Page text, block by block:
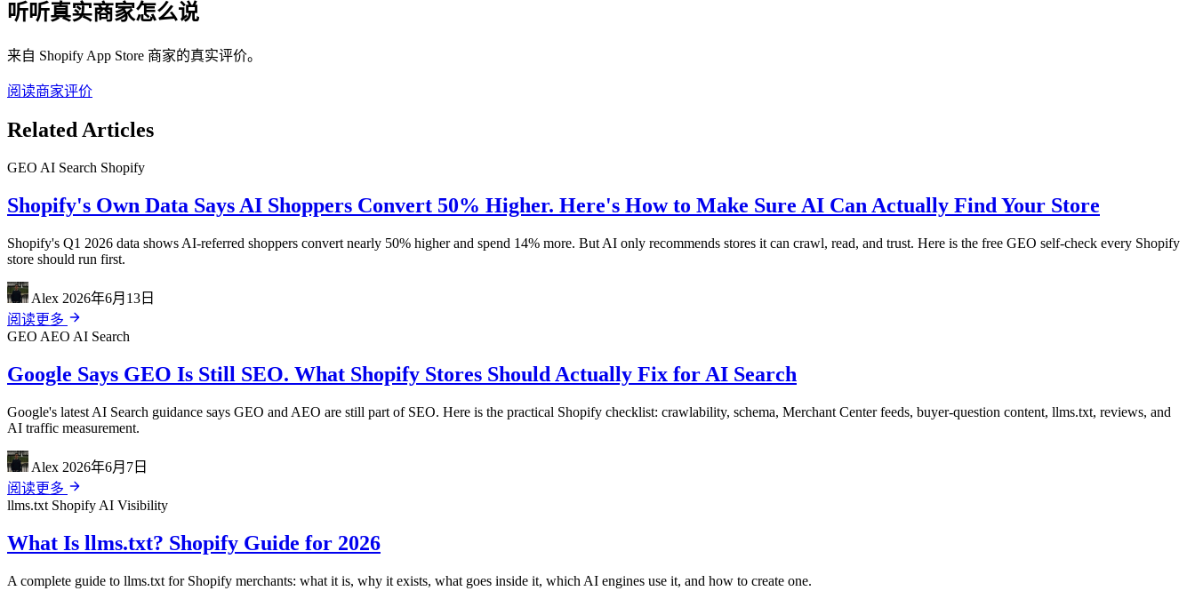
听听真实商家怎么说
来自 Shopify App Store 商家的真实评价。
阅读商家评价
Related Articles
GEO AI Search Shopify
Shopify's Own Data Says AI Shoppers Convert 50% Higher. Here's How to Make Sure AI Can Actually Find Your Store
Shopify's Q1 2026 data shows AI-referred shoppers convert nearly 50% higher and spend 14% more. But AI only recommends stores it can crawl, read, and trust. Here is the free GEO self-check every Shopify
store should run first.
Alex 2026年6月13日
阅读更多
GEO AEO AI Search
Google Says GEO Is Still SEO. What Shopify Stores Should Actually Fix for AI Search
Google's latest AI Search guidance says GEO and AEO are still part of SEO. Here is the practical Shopify checklist: crawlability, schema, Merchant Center feeds, buyer-question content, llms.txt, reviews, and
AI traffic measurement.
Alex 2026年6月7日
阅读更多
llms.txt Shopify AI Visibility
What Is llms.txt? Shopify Guide for 2026
A complete guide to llms.txt for Shopify merchants: what it is, why it exists, what goes inside it, which AI engines use it, and how to create one.